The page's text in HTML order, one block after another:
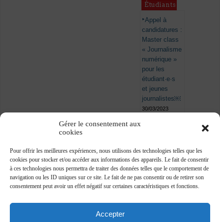
Gérer le consentement aux
cookies
Pour offrir les meilleures expériences, nous utilisons des technologies telles que les
cookies pour stocker et/ou accéder aux informations des appareils. Le fait de consentir
à ces technologies nous permettra de traiter des données telles que le comportement de
navigation ou les ID uniques sur ce site. Le fait de ne pas consentir ou de retirer son
consentement peut avoir un effet négatif sur certaines caractéristiques et fonctions.
Accepter
Étudiants
Appel à
candidatures :
Master class
« Journalisme
numérique »
pour les
étudiant·e·s
et jeunes
journalistes￼
30/03/2023